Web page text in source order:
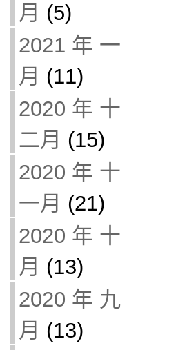
月 (5)
2021 年 一
月 (11)
2020 年 十
二月 (15)
2020 年 十
一月 (21)
2020 年 十
月 (13)
2020 年 九
月 (13)